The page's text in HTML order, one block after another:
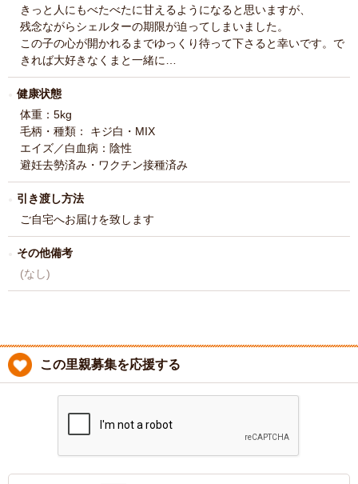
きっと人にもべたべたに甘えるようになると思いますが、
残念ながらシェルターの期限が迫ってしまいました。
この子の心が開かれるまでゆっくり待って下さると幸いです。で
きれば大好きなくまと一緒に…
健康状態
体重：5kg
毛柄・種類： キジ白・MIX
エイズ／白血病：陰性
避妊去勢済み・ワクチン接種済み
引き渡し方法
ご自宅へお届けを致します
その他備考
(なし)
この里親募集を応援する